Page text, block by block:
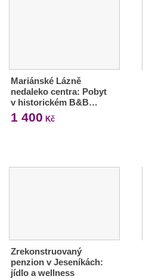
Mariánské Lázně
nedaleko centra: Pobyt
v historickém B&B…
1 400 Kč
Zrekonstruovaný
penzion v Jeseníkách:
jídlo a wellness